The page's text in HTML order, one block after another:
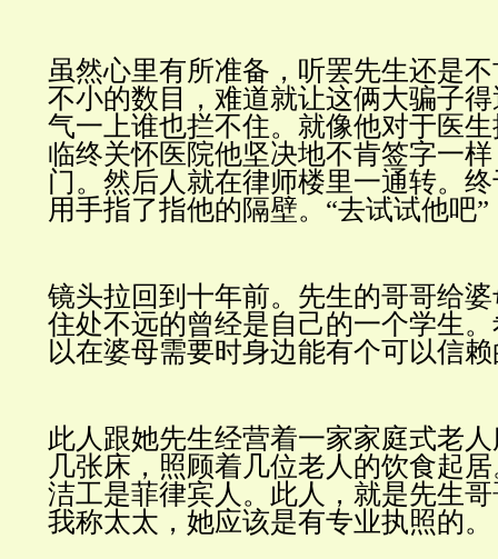
虽然心里有所准备，听罢先生还是
不小的数目，难道就让这俩大骗子
气一上谁也拦不住。就像他对于医
临终关怀医院他坚决地不肯签字一
门。然后人就在律师楼里一通转。
用手指了指他的隔壁。“去试试他吧”
镜头拉回到十年前。先生的哥哥给
住处不远的曾经是自己的一个学生
以在婆母需要时身边能有个可以信
此人跟她先生经营着一家家庭式老
几张床，照顾着几位老人的饮食起
洁工是菲律宾人。此人，就是先生
我称太太，她应该是有专业执照的。